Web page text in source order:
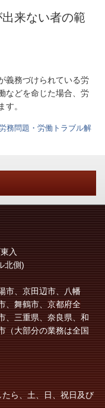
来ない者の範
義務づけられている労
などを命じた場合、労
。
務問題・労働トラブル解
東入
北側)
市、京田辺市、八幡
舞鶴市、 京都府全
、三重県、奈良県、和
（大部分の業務は全国
ら、土、日、祝日及び